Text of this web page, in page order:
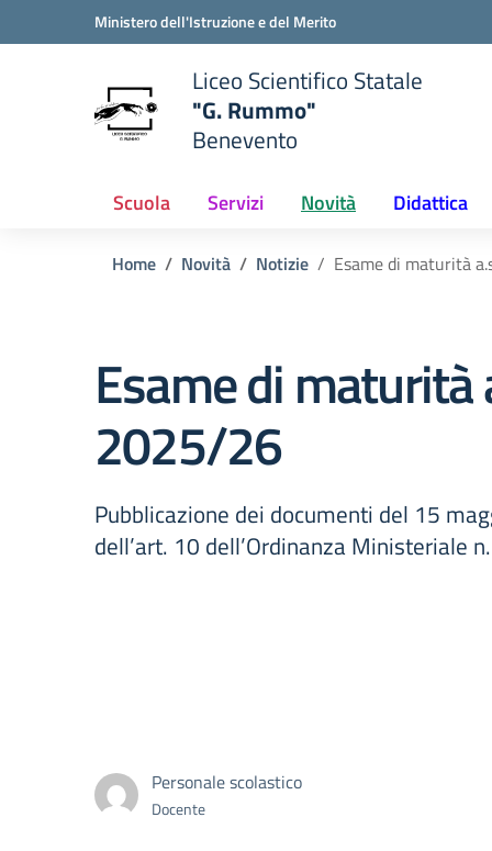
Vai ai contenuti
Vai al menu di navigazioneMinistero dell'Istruzione e del Merito
scuola
Liceo Scientifico Statale
"G. Rummo"
Benevento
Scuola Servizi Novità Didattica
Home Novità Notizie Esame di maturità
Esame di maturità
2025/26
Pubblicazione dei documenti del 15
dell’art. 10 dell’Ordinanza Ministeriale
Personale scolastico
Docente